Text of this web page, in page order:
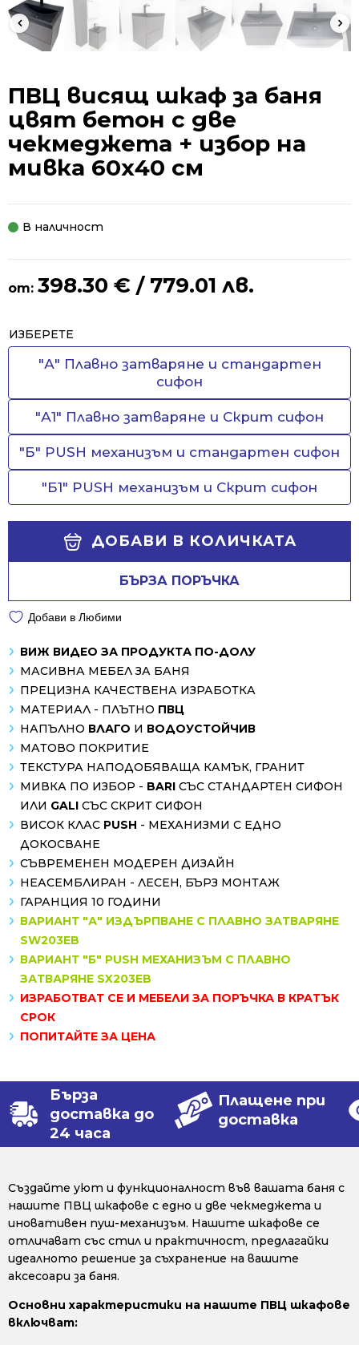
ПВЦ висящ шкаф за баня
цвят бетон с две
чекмеджета + избор на
мивка 60х40 см
В наличност
от: 398.30 € / 779.01 лв.
ИЗБЕРЕТЕ
"А" Плавно затваряне и стандартен
сифон
"А1" Плавно затваряне и Скрит сифон
"Б" PUSH механизъм и стандартен сифон
"Б1" PUSH механизъм и Скрит сифон
ДОБАВИ В КОЛИЧКАТА
БЪРЗА ПОРЪЧКА
Alternative:
Добави в Любими
ВИЖ ВИДЕО ЗА ПРОДУКТА ПО-ДОЛУ
МАСИВНА МЕБЕЛ ЗА БАНЯ
ПРЕЦИЗНА КАЧЕСТВЕНА ИЗРАБОТКА
МАТЕРИАЛ - ПЛЪТНО ПВЦ
НАПЪЛНО ВЛАГО И ВОДОУСТОЙЧИВ
МАТОВО ПОКРИТИЕ
ТЕКСТУРА НАПОДОБЯВАЩА КАМЪК, ГРАНИТ
МИВКА ПО ИЗБОР - BARI СЪС СТАНДАРТЕН СИФОН
ИЛИ GALI СЪС СКРИТ СИФОН
ВИСОК КЛАС PUSH - МЕХАНИЗМИ С ЕДНО
ДОКОСВАНЕ
СЪВРЕМЕНЕН МОДЕРЕН ДИЗАЙН
НЕАСЕМБЛИРАН - ЛЕСЕН, БЪРЗ МОНТАЖ
ГАРАНЦИЯ 10 ГОДИНИ
ВАРИАНТ "А" ИЗДЪРПВАНЕ С ПЛАВНО ЗАТВАРЯНЕ
SW203EB
ВАРИАНТ "Б" PUSH МЕХАНИЗЪМ С ПЛАВНО
ЗАТВАРЯНЕ SX203EB
ИЗРАБОТВАТ СЕ И МЕБЕЛИ ЗА ПОРЪЧКА В КРАТЪК
СРОК
ПОПИТАЙТЕ ЗА ЦЕНА
Бърза
доставка до
24 часа
Плащене при
доставка
Създайте уют и функционалност във вашата баня с
нашите ПВЦ шкафове с едно и две чекмеджета и
иновативен пуш-механизъм. Нашите шкафове се
отличават със стил и практичност, предлагайки
идеалното решение за съхранение на вашите
аксесоари за баня.
Основни характеристики на нашите ПВЦ шкафове
включват: